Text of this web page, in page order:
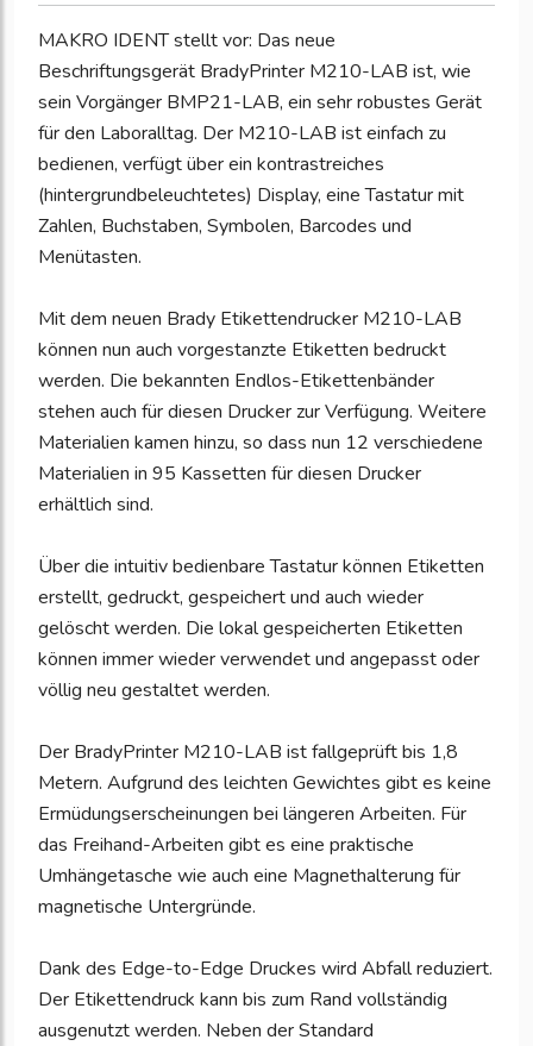
MAKRO IDENT stellt vor: Das neue
Beschriftungsgerät BradyPrinter M210-LAB ist, wie
sein Vorgänger BMP21-LAB, ein sehr robustes Gerät
für den Laboralltag. Der M210-LAB ist einfach zu
bedienen, verfügt über ein kontrastreiches
(hintergrundbeleuchtetes) Display, eine Tastatur mit
Zahlen, Buchstaben, Symbolen, Barcodes und
Menütasten.
Mit dem neuen Brady Etikettendrucker M210-LAB
können nun auch vorgestanzte Etiketten bedruckt
werden. Die bekannten Endlos-Etikettenbänder
stehen auch für diesen Drucker zur Verfügung. Weitere
Materialien kamen hinzu, so dass nun 12 verschiedene
Materialien in 95 Kassetten für diesen Drucker
erhältlich sind.
Über die intuitiv bedienbare Tastatur können Etiketten
erstellt, gedruckt, gespeichert und auch wieder
gelöscht werden. Die lokal gespeicherten Etiketten
können immer wieder verwendet und angepasst oder
völlig neu gestaltet werden.
Der BradyPrinter M210-LAB ist fallgeprüft bis 1,8
Metern. Aufgrund des leichten Gewichtes gibt es keine
Ermüdungserscheinungen bei längeren Arbeiten. Für
das Freihand-Arbeiten gibt es eine praktische
Umhängetasche wie auch eine Magnethalterung für
magnetische Untergründe.
Dank des Edge-to-Edge Druckes wird Abfall reduziert.
Der Etikettendruck kann bis zum Rand vollständig
ausgenutzt werden. Neben der Standard